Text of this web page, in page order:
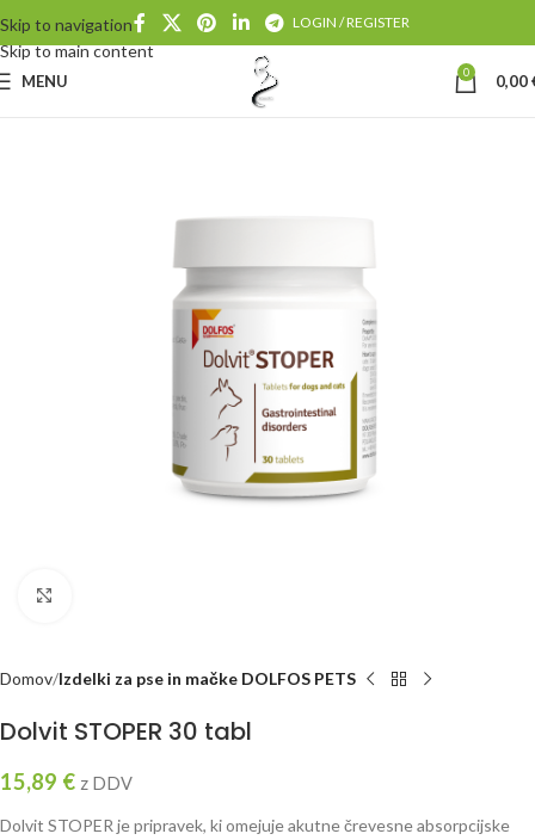
Skip to navigation
Skip to main content
LOGIN / REGISTER
MENU 0 0,00
Domov Izdelki za pse in mačke DOLFOS PETS
Dolvit STOPER 30 tabl
15,89 € z DDV
Dolvit STOPER je pripravek, ki omejuje akutne črevesne absorpcijske